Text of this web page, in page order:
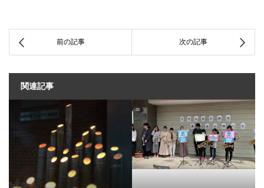
関連記事